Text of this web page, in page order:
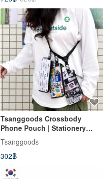
Tsanggoods Crossbody
Phone Pouch | Stationery
Organizer | Retro Streetwear
Trend Print | Multifunctional,
Ultra-Lightweight, Portable
Tsanggoods
302฿